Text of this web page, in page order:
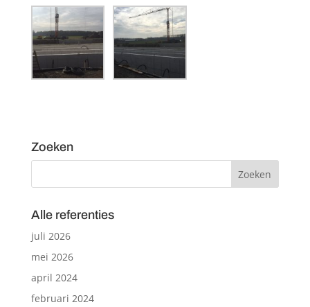
Zoeken
Alle referenties
juli 2026
mei 2026
april 2024
februari 2024